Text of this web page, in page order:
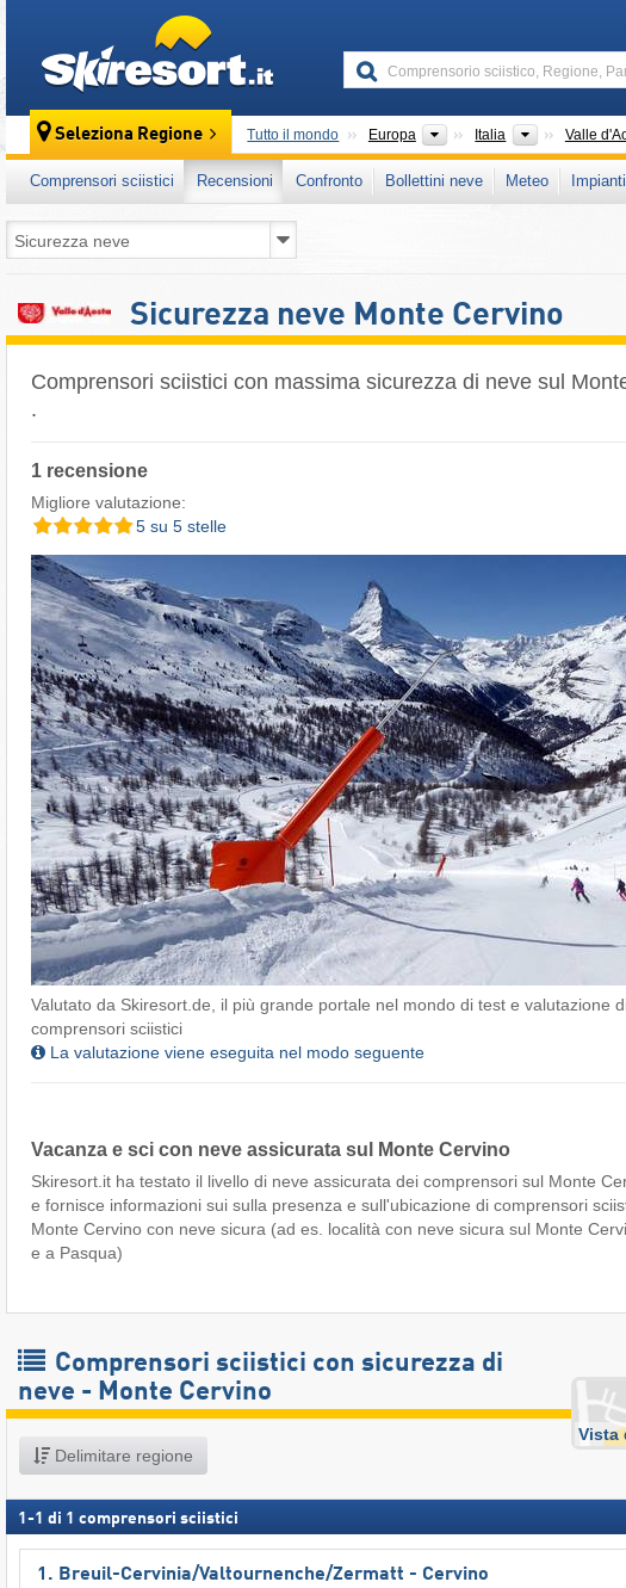
Seleziona Regione Tutto il mondo Europa Continenti
Italia PaesiValle
Comprensori sciistici Recensioni Confronto Bollettini neve Meteo
Sicurezza neve Monte Cervino
Comprensori sciistici con massima sicurezza di neve sul
.
1 recensione
Migliore valutazione:
5 su 5 stelle
Valutato da Skiresort.de, il più grande portale nel mondo di test e valutazione
comprensori sciistici
La valutazione viene eseguita nel modo seguente
Vacanza e sci con neve assicurata sul Monte Cervino
Skiresort.it ha testato il livello di neve assicurata dei comprensori sul Monte
e fornisce informazioni sui sulla presenza e sull'ubicazione di comprensori
Monte Cervino con neve sicura (ad es. località con neve sicura sul Monte
e a Pasqua)
Comprensori sciistici con sicurezza di
neve - Monte Cervino
Delimitare regione
Vista
1 -1 di 1 comprensori sciistici
1. Breuil-Cervinia/​Valtournenche/​Zermatt - Cervino